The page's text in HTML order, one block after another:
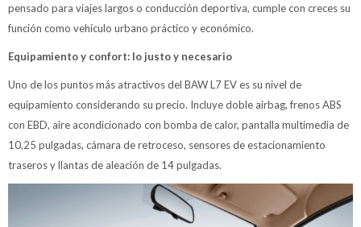
pensado para viajes largos o conducción deportiva, cumple con creces su
función como vehículo urbano práctico y económico.
Equipamiento y confort: lo justo y necesario
Uno de los puntos más atractivos del BAW L7 EV es su nivel de
equipamiento considerando su precio. Incluye doble airbag, frenos ABS
con EBD, aire acondicionado con bomba de calor, pantalla multimedia de
10,25 pulgadas, cámara de retroceso, sensores de estacionamiento
traseros y llantas de aleación de 14 pulgadas.